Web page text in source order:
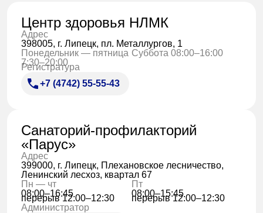
Центр здоровья НЛМК
Адрес
398005, г. Липецк, пл. Металлургов, 1
Понедельник — пятница
7:30–20:00
Суббота 08:00–16:00
Регистратура
+7 (4742) 55-55-43
Санаторий-профилакторий
«Парус»
Адрес
399000, г. Липецк, Плехановское лесничество,
Ленинский лесхоз, квартал 67
Пн — чт
08:00–16:45
перерыв 12:00–12:30
Пт
08:00–15:45
перерыв 12:00–12:30
Администратор